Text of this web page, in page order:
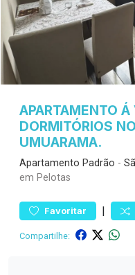
APARTAMENTO
DORMITÓRIOS
UMUARAMA.
Apartamento Padrão -
em Pelotas
Favoritar |
Compartilhe: